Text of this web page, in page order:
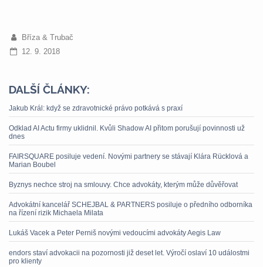
Bříza & Trubač
12. 9. 2018
DALŠÍ ČLÁNKY:
Jakub Král: když se zdravotnické právo potkává s praxí
Odklad AI Actu firmy uklidnil. Kvůli Shadow AI přitom porušují povinnosti už
dnes
FAIRSQUARE posiluje vedení. Novými partnery se stávají Klára Rücklová a
Marian Boubel
Byznys nechce stroj na smlouvy. Chce advokáty, kterým může důvěřovat
Advokátní kancelář SCHEJBAL & PARTNERS posiluje o předního odborníka
na řízení rizik Michaela Milata
Lukáš Vacek a Peter Perniš novými vedoucími advokáty Aegis Law
endors staví advokacii na pozornosti již deset let. Výročí oslaví 10 událostmi
pro klienty